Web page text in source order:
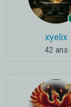
xyelix
42 ans